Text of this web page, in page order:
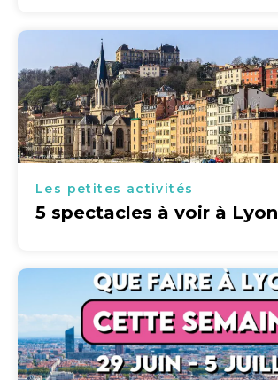
Les petites activités
5 spectacles à voir à Lyon